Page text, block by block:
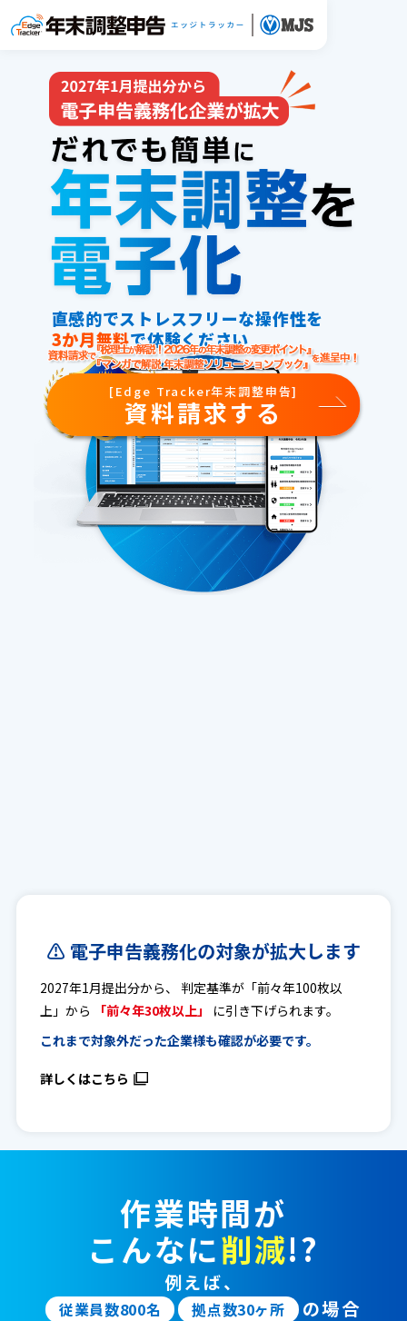
直感的でストレスフリーな操作性を
3か月無料で体験ください
[Edge Tracker年末調整申告]
資料請求する
⚠ 電子申告義務化の対象が拡大します
2027年1月提出分から、 判定基準が「前々年100枚以
上」から
「前々年30枚以上」
に引き下げられます。
これまで対象外だった企業様も確認が必要です。
詳しくはこちら
作業時間が
こんなに削減!?
例えば、
従業員数800名 拠点数30ヶ所 の場合